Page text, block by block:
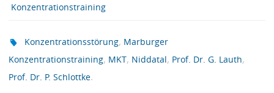
Konzentrationstraining
Konzentrationsstörung, Marburger
Konzentrationstraining, MKT, Niddatal, Prof. Dr. G. Lauth,
Prof. Dr. P. Schlottke.